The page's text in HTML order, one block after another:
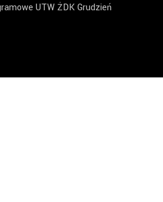
UTW ŻDK Grudzień